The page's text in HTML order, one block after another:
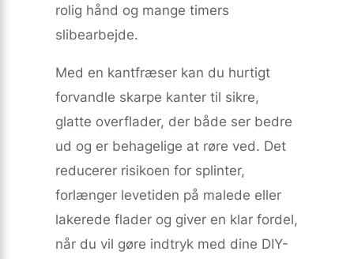
rolig hånd og mange timers
slibearbejde.
Med en kantfræser kan du hurtigt
forvandle skarpe kanter til sikre,
glatte overflader, der både ser bedre
ud og er behagelige at røre ved. Det
reducerer risikoen for splinter,
forlænger levetiden på malede eller
lakerede flader og giver en klar fordel,
når du vil gøre indtryk med dine DIY-